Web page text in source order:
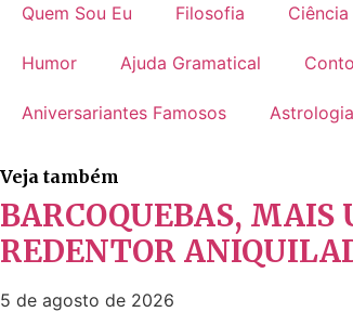
Quem Sou Eu
Filosofia Ciência
Humor Ajuda Gramatical
Aniversariantes Famosos Astrologia
Veja também
BARCOQUEBAS, MAIS
REDENTOR
5 de agosto de 2026